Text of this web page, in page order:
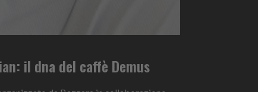
il dna del caffè Demus